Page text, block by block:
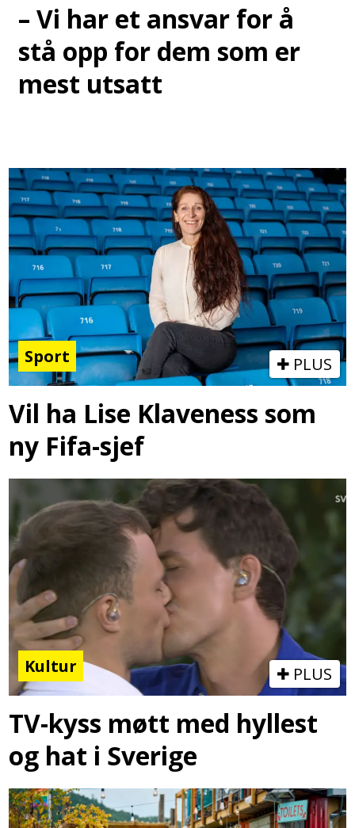
– Vi har et ansvar for å
stå opp for dem som er
mest utsatt
Sport PLUS
Vil ha Lise Klaveness som
ny Fifa-sjef
Kultur PLUS
TV-kyss møtt med hyllest
og hat i Sverige